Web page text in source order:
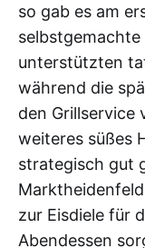
so gab es am
unterstützten
während die
den Grillservice
weiteres süßes
strategisch gut
zur Eisdiele für
Abendessen